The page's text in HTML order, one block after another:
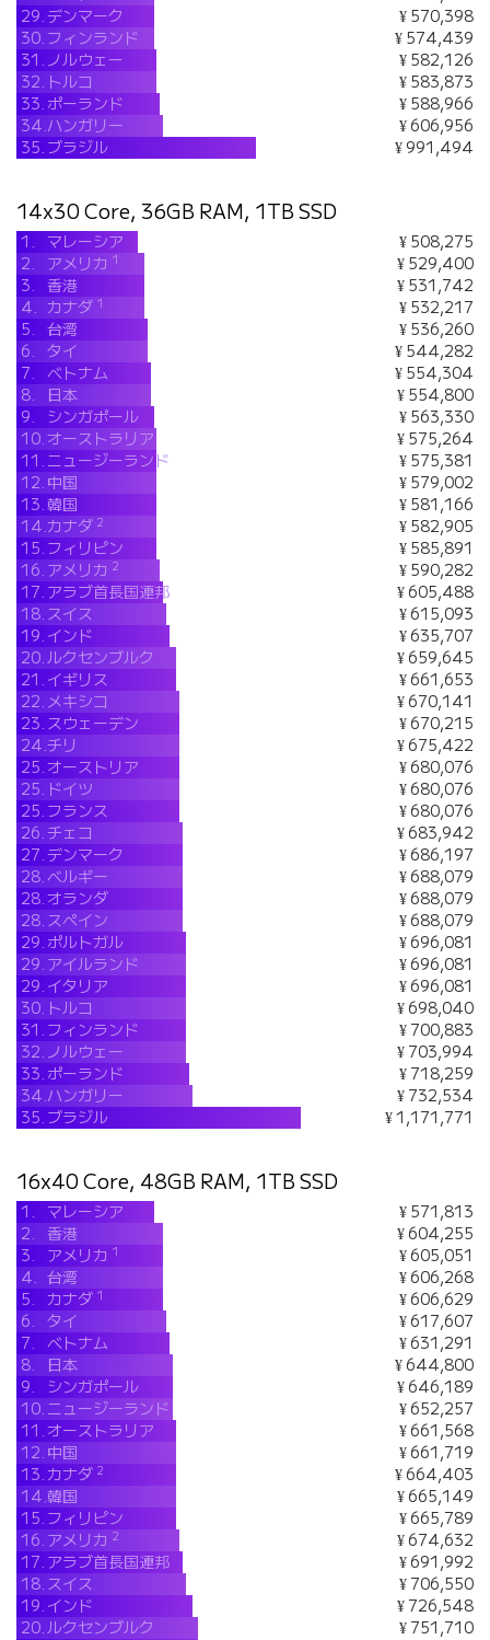
29.デンマーク
¥ 570,398
30. フィンランド
¥ 574,439
31. ノルウェー
¥ 582,126
32. トルコ
¥ 583,873
33. ポーランド
¥ 588,966
34.ハンガリー
¥ 606,956
35. ブラジル ¥ 991,494
14x30 Core, 36GB RAM, 1TB SSD
1. マレーシア
¥ 508,275
2.
アメリカ 1
¥ 529,400
3.
香港
¥ 531,742
4.
カナダ 1
¥ 532,217
5.
台湾
¥ 536,260
6.
タイ
¥ 544,282
7.
ベトナム
¥ 554,304
8.
日本
¥ 554,800
9.
シンガポール
¥ 563,330
10.オーストラリア
¥ 575,264
11. ニュージーランド
¥ 575,381
12. 中国
¥ 579,002
13.韓国
¥ 581,166
14.カナダ 2
¥ 582,905
15. フィリピン
¥ 585,891
16. アメリカ 2
¥ 590,282
17. アラブ首長国連邦
¥ 605,488
18. スイス
¥ 615,093
19. インド
¥ 635,707
20.ルクセンブルク
¥ 659,645
21. イギリス
¥ 661,653
22. メキシコ
¥ 670,141
23. スウェーデン
¥ 670,215
24.チリ
¥ 675,422
25.オーストリア
¥ 680,076
25. ドイツ
¥ 680,076
25. フランス
¥ 680,076
26.チェコ
¥ 683,942
27.デンマーク
¥ 686,197
28.ベルギー
¥ 688,079
28.オランダ
¥ 688,079
28. スペイン
¥ 688,079
29. ポルトガル
¥ 696,081
29. アイルランド
¥ 696,081
29. イタリア
¥ 696,081
30. トルコ
¥ 698,040
31. フィンランド
¥ 700,883
32. ノルウェー
¥ 703,994
33. ポーランド
¥ 718,259
34.ハンガリー
¥ 732,534
35. ブラジル ¥ 1,171,771
16x40 Core, 48GB RAM, 1TB SSD
1. マレーシア
¥ 571,813
2.
香港
¥ 604,255
3.
アメリカ 1
¥ 605,051
4. 台湾
¥ 606,268
5.
カナダ 1
¥ 606,629
6.
タイ
¥ 617,607
7.
ベトナム
¥ 631,291
8.
日本
¥ 644,800
9.
シンガポール
¥ 646,189
10. ニュージーランド
¥ 652,257
11.オーストラリア
¥ 661,568
12. 中国
¥ 661,719
13.カナダ 2
¥ 664,403
14.韓国
¥ 665,149
15. フィリピン
¥ 665,789
16. アメリカ 2
¥ 674,632
17. アラブ首長国連邦
¥ 691,992
18. スイス
¥ 706,550
19. インド
¥ 726,548
20.ルクセンブルク
¥ 751,710